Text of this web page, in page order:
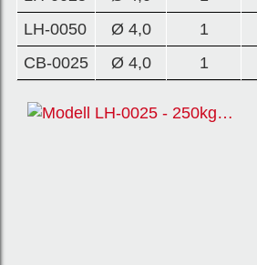
LH-0050
Ø 4,0 1
CB-0025
Ø 4,0 1